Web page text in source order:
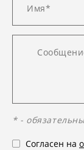
* -
Согласен на